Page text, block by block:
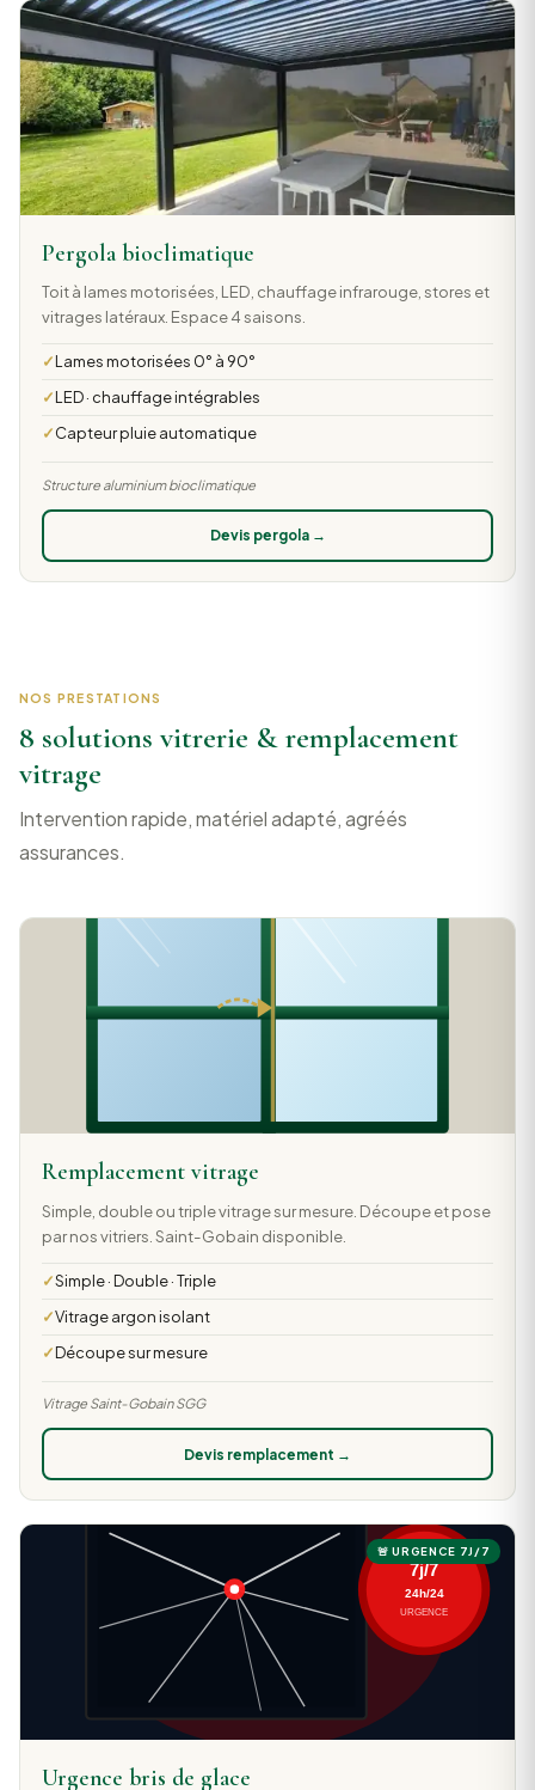
Pergola bioclimatique
Toit à lames motorisées, LED, chauffage infrarouge, stores et
vitrages latéraux. Espace 4 saisons.
Lames motorisées 0° à 90°
LED · chauffage intégrables
Capteur pluie automatique
Structure aluminium bioclimatique
Devis pergola →
NOS PRESTATIONS
8 solutions vitrerie & remplacement
vitrage
Intervention rapide, matériel adapté, agréés
assurances.
Remplacement vitrage
Simple, double ou triple vitrage sur mesure. Découpe et pose
par nos vitriers. Saint-Gobain disponible.
Simple · Double · Triple
Vitrage argon isolant
Découpe sur mesure
Vitrage Saint-Gobain SGG
Devis remplacement →
🚨 URGENCE 7J/7
Urgence bris de glace